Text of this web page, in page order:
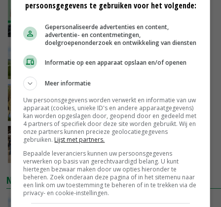
‘De droogte begint ver voor de grens bij
VANDAAG, 11:00
door aanhoudende droogte
VANDAAG, 09:48
Na jarenlang meten willen Zuid-Hollandse
boeren nu erkenning
VANDAAG, 07:00
NIEUWSTE VIDEO'S
POAH!: John Deere 7730
persoonsgegevens te gebruiken voor het volgende:
Gepersonaliseerde advertenties en content,
advertentie- en contentmetingen,
doelgroepenonderzoek en ontwikkeling van diensten
Informatie op een apparaat opslaan en/of openen
Meer informatie
Uw persoonsgegevens worden verwerkt en informatie van uw
apparaat (cookies, unieke ID's en andere apparaatgegevens)
kan worden opgeslagen door, geopend door en gedeeld met
4 partners of specifiek door deze site worden gebruikt. Wij en
onze partners kunnen precieze geolocatiegegevens
gebruiken. Lijst met partners.
Bepaalde leveranciers kunnen uw persoonsgegevens
verwerken op basis van gerechtvaardigd belang. U kunt
hiertegen bezwaar maken door uw opties hieronder te
beheren. Zoek onderaan deze pagina of in het sitemenu naar
een link om uw toestemming te beheren of in te trekken via de
privacy- en cookie-instellingen.